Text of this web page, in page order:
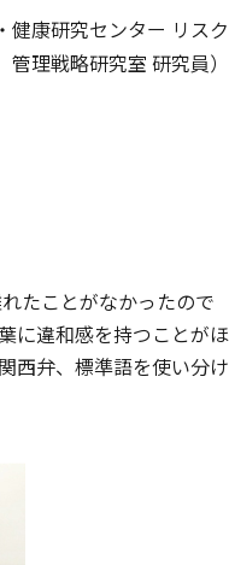
健康研究センター リスク
管理戦略研究室 研究員）
たことがなかったので
に違和感を持つことがほ
西弁、標準語を使い分け